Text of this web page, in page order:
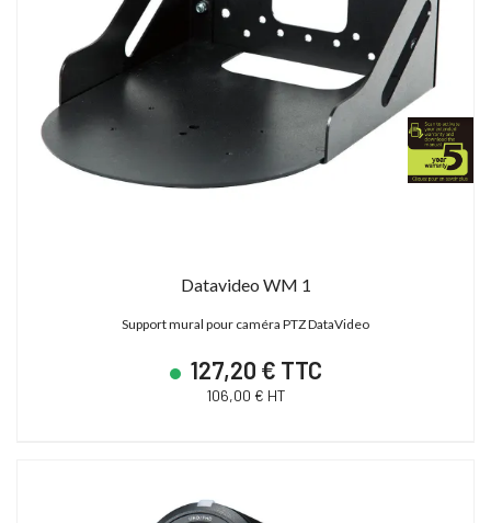
Datavideo WM 1
Support mural pour caméra PTZ DataVideo
127,20 € TTC
106,00 € HT